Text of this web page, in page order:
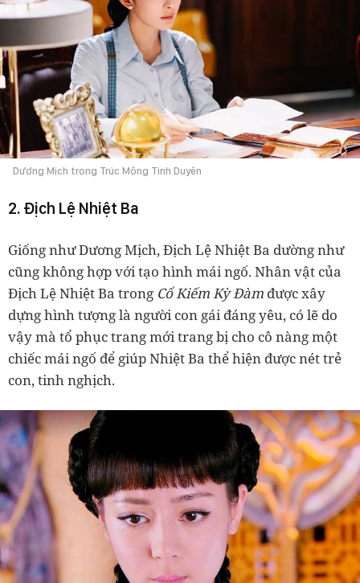
Dương Mịch trong Trúc Mộng Tình Duyên
2. Địch Lệ Nhiệt Ba
Giống như Dương Mịch, Địch Lệ Nhiệt Ba dường như
cũng không hợp với tạo hình mái ngố. Nhân vật của
Địch Lệ Nhiệt Ba trong Cổ Kiếm Kỳ Đàm được xây
dựng hình tượng là người con gái đáng yêu, có lẽ do
vậy mà tổ phục trang mới trang bị cho cô nàng một
chiếc mái ngố để giúp Nhiệt Ba thể hiện được nét trẻ
con, tinh nghịch.